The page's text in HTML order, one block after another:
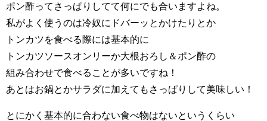
ポン酢ってさっぱりしてて何にでも合いますよね。
私がよく使うのは冷奴にドバーッとかけたりとか
トンカツを食べる際には基本的に
トンカツソースオンリーか大根おろし＆ポン酢の
組み合わせで食べることが多いですね！
あとはお鍋とかサラダに加えてもさっぱりして美味しい！
とにかく基本的に合わない食べ物はないというくらい